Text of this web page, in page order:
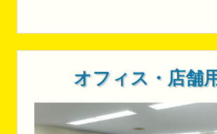
オフィス・店舗